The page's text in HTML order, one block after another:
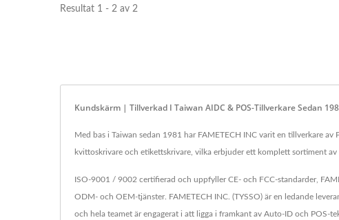
Resultat 1 - 2 av 2
Kundskärm | Tillverkad I Taiwan AIDC & POS-Tillverkare Sedan
Med bas i Taiwan sedan 1981 har FAMETECH INC varit en tillverkare
kvittoskrivare och etikettskrivare, vilka erbjuder ett komplett sortiment
ISO-9001 / 9002 certifierad och uppfyller CE- och FCC-standarder,
ODM- och OEM-tjänster. FAMETECH INC. (TYSSO) är en ledande
och hela teamet är engagerat i att ligga i framkant av Auto-ID och POS-